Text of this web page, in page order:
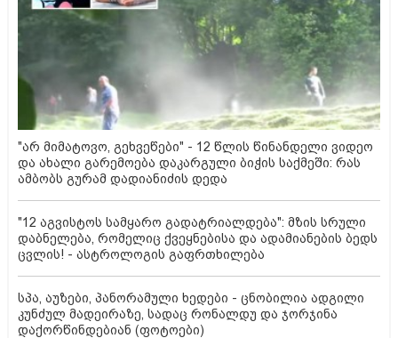
"არ მიმატოვო, გეხვეწები" - 12 წლის წინანდელი ვიდეო
და ახალი გარემოება დაკარგული ბიჭის საქმეში: რას
ამბობს გურამ დადიანიძის დედა
"12 აგვისტოს სამყარო გადატრიალდება": მზის სრული
დაბნელება, რომელიც ქვეყნებისა და ადამიანების ბედს
ცვლის! - ასტროლოგის გაფრთხილება
სპა, აუზები, პანორამული ხედები - ცნობილია ადგილი
კუნძულ მადეირაზე, სადაც რონალდუ და ჯორჯინა
დაქორწინდებიან (ფოტოები)